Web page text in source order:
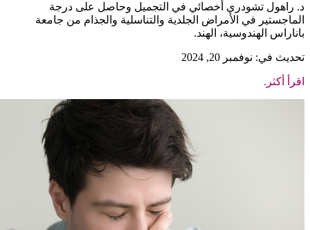
د. راهول تشودري أخصائي في التجميل وحاصل على درجة
الماجستير في الأمراض الجلدية والتناسلية والجذام من جامعة
باناراس الهندوسية، الهند.
تحديث في: نوفمبر 20, 2024
اقرأ أكثر.